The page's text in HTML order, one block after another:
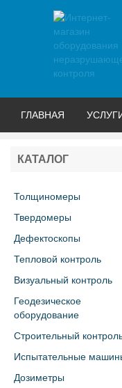
ГЛАВНАЯ
КАТАЛОГ
Толщиномеры
Твердомеры
Дефектоскопы
Тепловой контроль
Визуальный контроль
Геодезическое
оборудование
Строительный
Испытательные
Дозиметры